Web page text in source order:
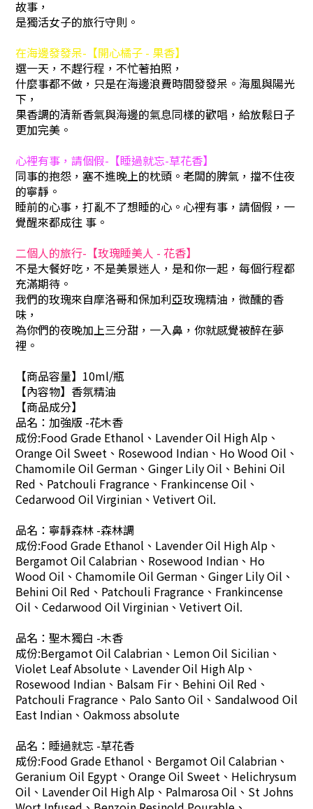
故事，
是獨活女子的旅行守則。
在海邊發發呆-【開心橘子 - 果香】
選一天，不趕行程，不忙著拍照，
什麼事都不做，只是在海邊浪費時間發發呆。海風與陽光
下，
果香調的清新香氣與海邊的氣息同樣的歡唱，給放鬆日子
更加完美。
心裡有事，請個假-【睡過就忘-草花香】
同事的抱怨，塞不進晚上的枕頭。老闆的脾氣，擋不住夜
的寧靜。
睡前的心事，打亂不了想睡的心。心裡有事，請個假，一
覺醒來都成往 事。
二個人的旅行-【玫瑰睡美人 - 花香】
不是大餐好吃，不是美景迷人，是和你一起，每個行程都
充滿期待。
我們的玫瑰來自摩洛哥和保加利亞玫瑰精油，微醺的香
味，
為你們的夜晚加上三分甜，一入鼻，你就感覺被醉在夢
裡。
【商品容量】10ml/瓶
【內容物】香氛精油
【商品成分】
品名：加強版 -花木香
成份:Food Grade Ethanol、Lavender Oil High Alp、
Orange Oil Sweet、Rosewood Indian、Ho Wood Oil、
Chamomile Oil German、Ginger Lily Oil、Behini Oil
Red、Patchouli Fragrance、Frankincense Oil、
Cedarwood Oil Virginian、Vetivert Oil.
品名：寧靜森林 -森林調
成份:Food Grade Ethanol、Lavender Oil High Alp、
Bergamot Oil Calabrian、Rosewood Indian、Ho
Wood Oil、Chamomile Oil German、Ginger Lily Oil、
Behini Oil Red、Patchouli Fragrance、Frankincense
Oil、Cedarwood Oil Virginian、Vetivert Oil.
品名：聖木獨白 -木香
成份:Bergamot Oil Calabrian、Lemon Oil Sicilian、
Violet Leaf Absolute、Lavender Oil High Alp、
Rosewood Indian、Balsam Fir、Behini Oil Red、
Patchouli Fragrance、Palo Santo Oil、Sandalwood Oil
East Indian、Oakmoss absolute
品名：睡過就忘 -草花香
成份:Food Grade Ethanol、Bergamot Oil Calabrian、
Geranium Oil Egypt、Orange Oil Sweet、Helichrysum
Oil、Lavender Oil High Alp、Palmarosa Oil、St Johns